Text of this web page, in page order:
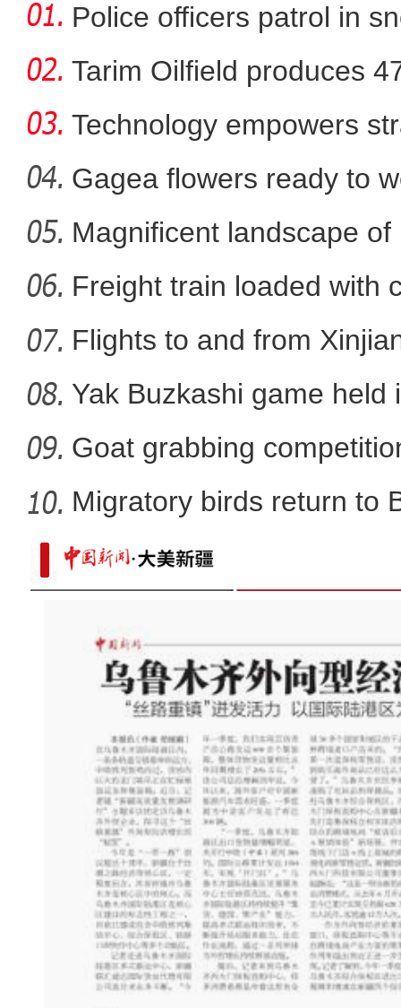
中国第四条穿越塔克拉玛干
电影《大改水》在新
Police officers patrol in
Tarim Oilfield produces
Technology empowers
Xi
Gagea flowers ready to
Nal
Magnificent landscape
La
Freight train loaded with
Flights to and from
Yak Buzkashi game held
Goat grabbing
Migratory birds return to